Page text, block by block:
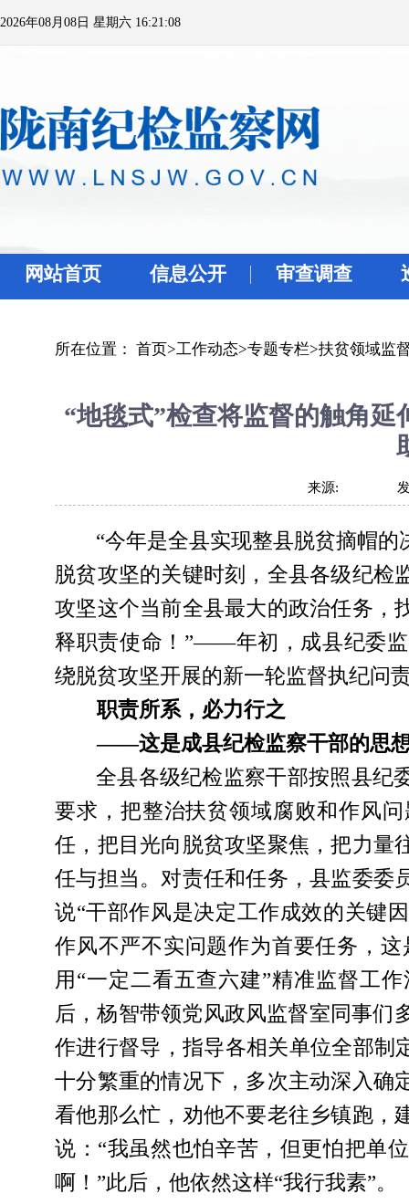
2026年08月08日 星期六 16:21:08
网站首页 信息公开 审查调查
所在位置： 首页>工作动态>专题专栏>扶贫领域监
“地毯式”检查将监督的触角
来源:
“今年是全县实现整县脱贫摘帽
脱贫攻坚的关键时刻，全县各级纪检
攻坚这个当前全县最大的政治任务，
释职责使命！”――年初，成县纪委
绕脱贫攻坚开展的新一轮监督执纪问
职责所系，必力行之
――这是成县纪检监察干部的思
全县各级纪检监察干部按照县纪
要求，把整治扶贫领域腐败和作风
任，把目光向脱贫攻坚聚焦，把力量
任与担当。对责任和任务，县监委委
说“干部作风是决定工作成效的关键
作风不严不实问题作为首要任务，
用“一定二看五查六建”精准监督工
后，杨智带领党风政风监督室同事们
作进行督导，指导各相关单位全部制
十分繁重的情况下，多次主动深入确
看他那么忙，劝他不要老往乡镇跑，
说：“我虽然也怕辛苦，但更怕把单
啊！”此后，他依然这样“我行我素”。